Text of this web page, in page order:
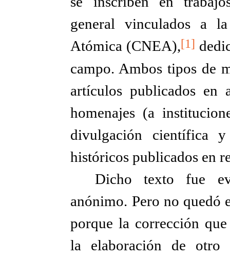
general vinculados a
Atómica (CNEA),[1]
campo. Ambos tipos de
artículos publicados en
homenajes (a
divulgación científica
históricos publicados en
Dicho texto fue
anónimo. Pero no quedó
porque la corrección
la elaboración de otro